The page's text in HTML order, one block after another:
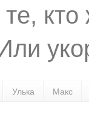
Улька Макс